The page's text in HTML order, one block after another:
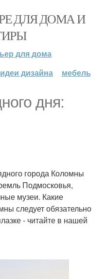
ДЛЯ ДОМА И
для дома
идеи дизайна мебель
дня:
города Коломны
Подмосковья,
музеи. Какие
следует обязательно
- читайте в нашей